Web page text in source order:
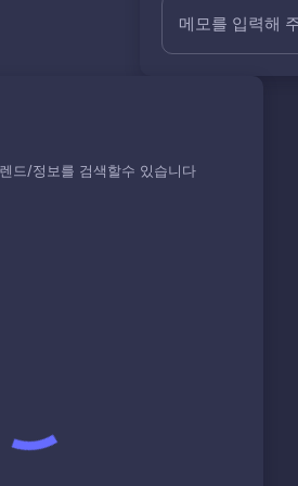
메모를 입력해
드/정보를 검색할수 있습니다